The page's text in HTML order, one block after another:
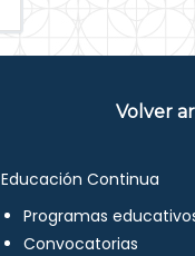
Volver
Educación Continua
Programas
Convocatorias